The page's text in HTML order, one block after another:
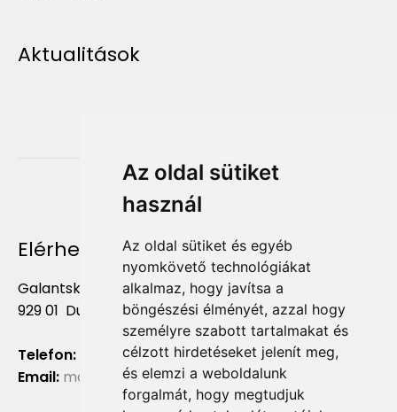
Az oldal sütiket
használ
Az oldal sütiket és egyéb
nyomkövető technológiákat
alkalmaz, hogy javítsa a
böngészési élményét, azzal hogy
személyre szabott tartalmakat és
célzott hirdetéseket jelenít meg,
és elemzi a weboldalunk
forgalmát, hogy megtudjuk
Aktualitások
Elérhetőség
Galantská cesta 658/2F
929 01 Dunajská Streda
Telefon:
+421 903 724 781
Email: marketing@liliumaurum.sk